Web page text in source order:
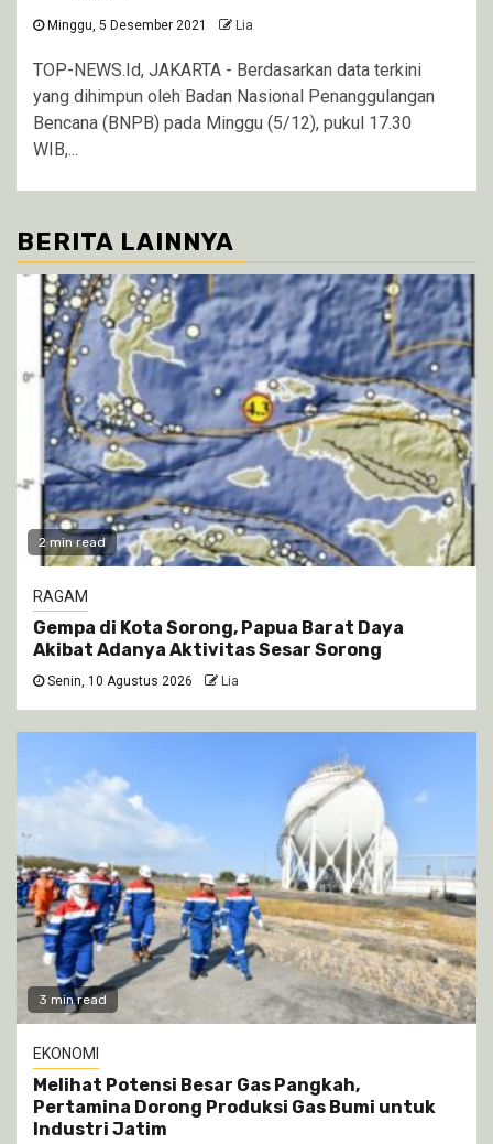
Minggu, 5 Desember 2021 Lia
TOP-NEWS.Id, JAKARTA - Berdasarkan data terkini
yang dihimpun oleh Badan Nasional Penanggulangan
Bencana (BNPB) pada Minggu (5/12), pukul 17.30
WIB,...
BERITA LAINNYA
2 min read
RAGAM
Gempa di Kota Sorong, Papua Barat Daya
Akibat Adanya Aktivitas Sesar Sorong
Senin, 10 Agustus 2026 Lia
3 min read
EKONOMI
Melihat Potensi Besar Gas Pangkah,
Pertamina Dorong Produksi Gas Bumi untuk
Industri Jatim